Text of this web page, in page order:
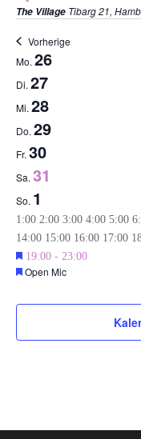
The Village Tibarg 21,
Vorherige
Woche
von
Veranstaltungen
Mo. 26
Di. 27
Mi. 28
Do. 29
Fr. 30
Sa. 31
So. 1
0:00
1:00 2:00 3:00 4:00 5:00
14:00 15:00 16:00 17:00
Montag,
Mai
2025
Keine
Veranstaltungen
diesem
Dienstag,
Mai
2025
Keine
Veranstaltungen
diesem
Mittwoch,
Mai
2025
Keine
Veranstaltungen
diesem
Donnerstag,
Mai
2025
Keine
Veranstaltungen
diesem
Freitag,
Mai
2025
Keine
Veranstaltungen
diesem
Samstag,
Mai
2025
Empfohlen
May
31,
19:00 - 23:00
Empfohlen
Open Mic
Juni
2025
Veranstaltungen
diesem